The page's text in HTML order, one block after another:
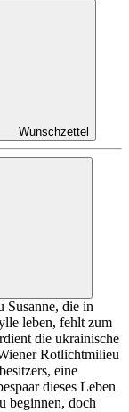
Wunschzettel
Susanne, die in
leben, fehlt zum
die ukrainische
Rotlichtmilieu
eine
dieses Leben
beginnen, doch